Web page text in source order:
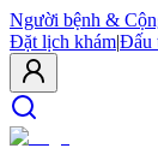
Người bệnh &
Đặt lịch khám|Đấu